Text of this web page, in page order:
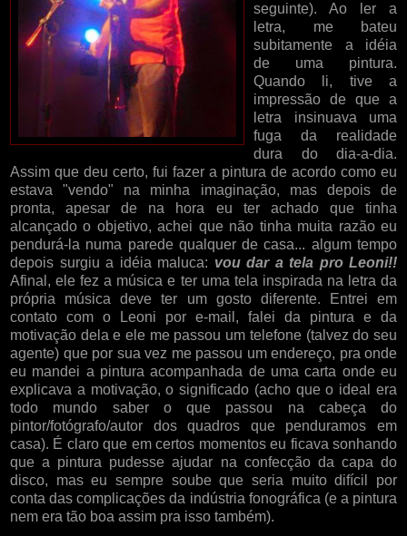
seguinte). Ao ler a
letra, me bateu
subitamente a idéia
de uma pintura.
Quando li, tive a
impressão de que a
letra insinuava uma
fuga da realidade
dura do dia-a-dia.
Assim que deu certo, fui fazer a pintura de acordo como eu
estava "vendo" na minha imaginação, mas depois de
pronta, apesar de na hora eu ter achado que tinha
alcançado o objetivo, achei que não tinha muita razão eu
pendurá-la numa parede qualquer de casa... algum tempo
depois surgiu a idéia maluca: vou dar a tela pro Leoni!!
Afinal, ele fez a música e ter uma tela inspirada na letra da
própria música deve ter um gosto diferente. Entrei em
contato com o Leoni por e-mail, falei da pintura e da
motivação dela e ele me passou um telefone (talvez do seu
agente) que por sua vez me passou um endereço, pra onde
eu mandei a pintura acompanhada de uma carta onde eu
explicava a motivação, o significado (acho que o ideal era
todo mundo saber o que passou na cabeça do
pintor/fotógrafo/autor dos quadros que penduramos em
casa). É claro que em certos momentos eu ficava sonhando
que a pintura pudesse ajudar na confecção da capa do
disco, mas eu sempre soube que seria muito difícil por
conta das complicações da indústria fonográfica (e a pintura
nem era tão boa assim pra isso também).